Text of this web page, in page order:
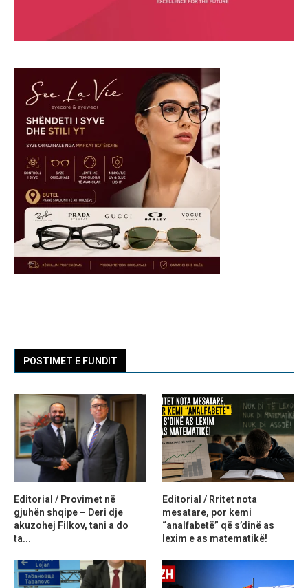
POSTIMET E FUNDIT
Editorial / Provimet në
gjuhën shqipe – Deri dje
akuzohej Filkov, tani a do
ta...
Editorial / Rritet nota
mesatare, por kemi
“analfabetë” që s’dinë as
lexim e as matematikë!